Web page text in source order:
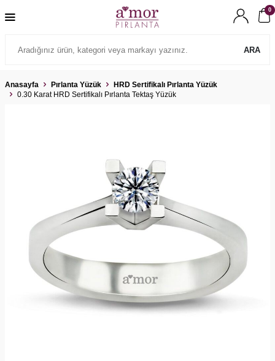
ARA
0
Anasayfa Pırlanta Yüzük
HRD Sertifikalı Pırlanta Yüzük
0.30 Karat HRD Sertifikalı Pırlanta Tektaş Yüzük